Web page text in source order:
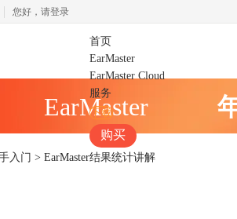
您好， 请登录
首页
EarMaster
EarMaster Cloud
服务
下载
购买
EarMaster
入门 > EarMaster结果统计讲解